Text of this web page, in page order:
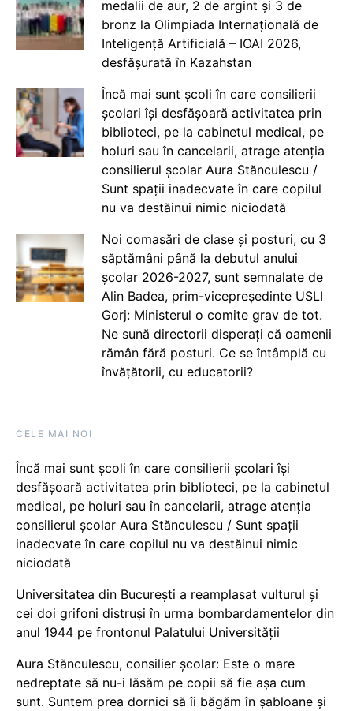
medalii de aur, 2 de argint și 3 de
bronz la Olimpiada Internațională de
Inteligență Artificială – IOAI 2026,
desfășurată în Kazahstan
Încă mai sunt școli în care consilierii
școlari își desfășoară activitatea prin
biblioteci, pe la cabinetul medical, pe
holuri sau în cancelarii, atrage atenția
consilierul școlar Aura Stănculescu /
Sunt spații inadecvate în care copilul
nu va destăinui nimic niciodată
Noi comasări de clase și posturi, cu 3
săptămâni până la debutul anului
școlar 2026-2027, sunt semnalate de
Alin Badea, prim-vicepreședinte USLI
Gorj: Ministerul o comite grav de tot.
Ne sună directorii disperați că oamenii
rămân fără posturi. Ce se întâmplă cu
învățătorii, cu educatorii?
CELE MAI NOI
Încă mai sunt școli în care consilierii școlari își
desfășoară activitatea prin biblioteci, pe la cabinetul
medical, pe holuri sau în cancelarii, atrage atenția
consilierul școlar Aura Stănculescu / Sunt spații
inadecvate în care copilul nu va destăinui nimic
niciodată
Universitatea din București a reamplasat vulturul și
cei doi grifoni distruși în urma bombardamentelor din
anul 1944 pe frontonul Palatului Universității
Aura Stănculescu, consilier școlar: Este o mare
nedreptate să nu-i lăsăm pe copii să fie așa cum
sunt. Suntem prea dornici să îi băgăm în șabloane și